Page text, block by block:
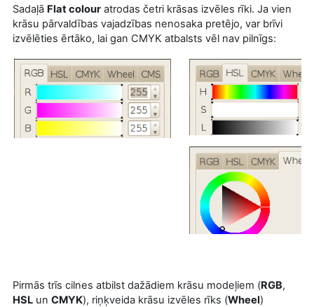
Sadaļā Flat colour atrodas četri krāsas izvēles rīki. Ja vien
krāsu pārvaldības vajadzības nenosaka pretējo, var brīvi
izvēlēties ērtāko, lai gan CMYK atbalsts vēl nav pilnīgs:
Pirmās trīs cilnes atbilst dažādiem krāsu modeļiem (RGB,
HSL un CMYK), riņķveida krāsu izvēles rīks (Wheel)